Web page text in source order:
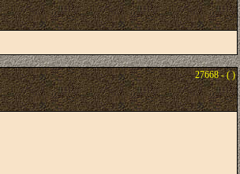
27668 - ( )